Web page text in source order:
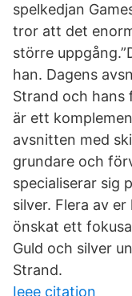
spelkedjan
tror att det
större
han. Dagens
Strand och hans
är ett
avsnitten med
grundare och
specialiserar sig
silver. Flera av
önskat ett
Guld och silver
Strand.
Ieee citation